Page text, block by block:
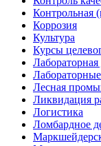
Контрольная
Коррозия
Культура
Курсы
Лабораторная
Лесная
Ликвидация
Логистика
Ломбардное